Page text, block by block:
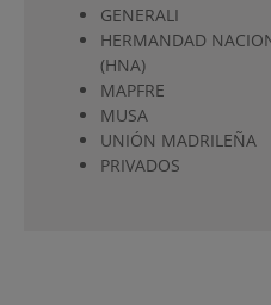
GENERALI
HERMANDAD
(HNA)
MAPFRE
MUSA
UNIÓN MADRILEÑA
PRIVADOS